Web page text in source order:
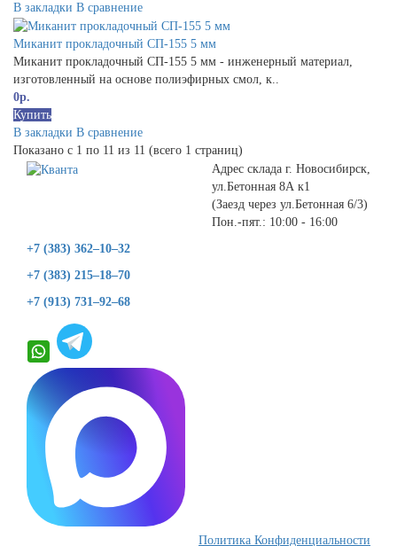
В закладки В сравнение
Миканит прокладочный СП-155 5 мм
Миканит прокладочный СП-155 5 мм - инженерный материал,
изготовленный на основе полиэфирных смол, к..
0р.
Купить
В закладки В сравнение
Показано с 1 по 11 из 11 (всего 1 страниц)
Адрес склада г. Новосибирск,
ул.Бетонная 8А к1
(Заезд через ул.Бетонная 6/3)
Пон.-пят.: 10:00 - 16:00
+7 (383) 362–10–32
+7 (383) 215–18–70
+7 (913) 731–92–68
Политика Конфиденциальности